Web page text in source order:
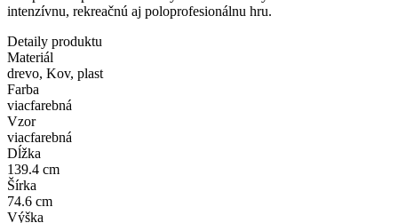
intenzívnu, rekreačnú aj poloprofesionálnu hru.
Detaily produktu
Materiál
drevo, Kov, plast
Farba
viacfarebná
Vzor
viacfarebná
Dĺžka
139.4 cm
Šírka
74.6 cm
Výška